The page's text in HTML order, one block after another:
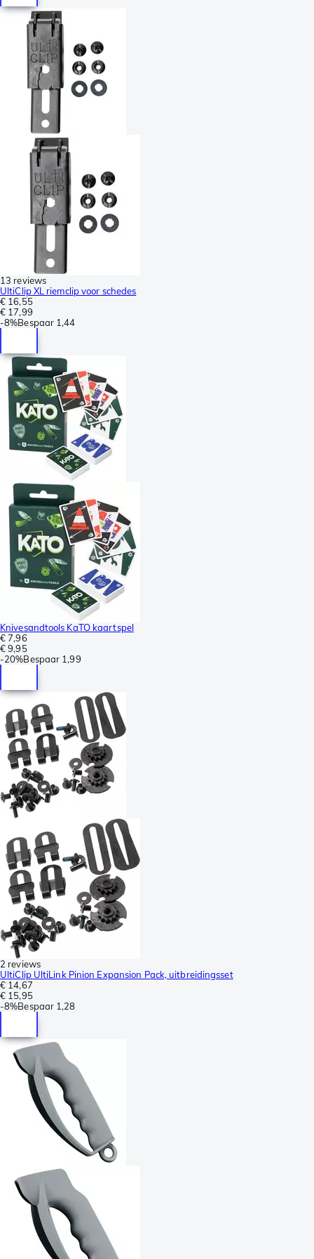
13 reviews
UltiClip XL riemclip voor schedes
€ 16,55
€ 17,99
-8%Bespaar 1,44
Knivesandtools KaTO kaartspel
€ 7,96
€ 9,95
-20%Bespaar 1,99
2 reviews
UltiClip UltiLink Pinion Expansion Pack, uitbreidingsset
€ 14,67
€ 15,95
-8%Bespaar 1,28